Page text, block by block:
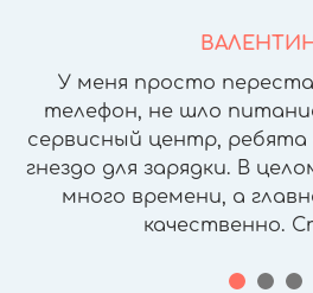
У меня просто
телефон, не шло
сервисный центр,
гнездо для зарядки. В
много времени, а
качественно.